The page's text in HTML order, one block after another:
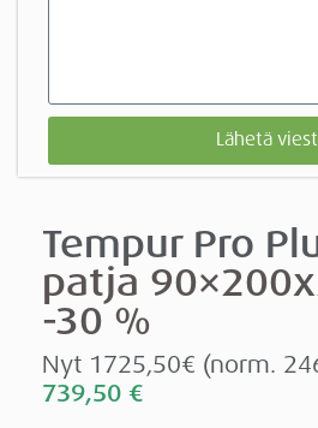
Lähetä
Tempur Pro
patja
-30 %
Nyt 1725,50€ (norm.
739,50 €